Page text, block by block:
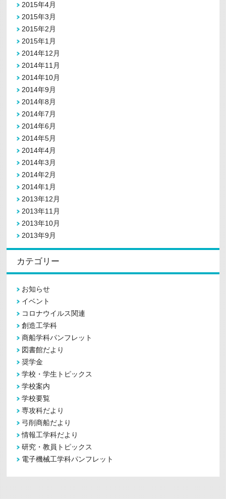
2015年4月
2015年3月
2015年2月
2015年1月
2014年12月
2014年11月
2014年10月
2014年9月
2014年8月
2014年7月
2014年6月
2014年5月
2014年4月
2014年3月
2014年2月
2014年1月
2013年12月
2013年11月
2013年10月
2013年9月
カテゴリー
お知らせ
イベント
コロナウイルス関連
創造工学科
商船学科パンフレット
図書館だより
奨学金
学校・学生トピックス
学校案内
学校要覧
専攻科だより
弓削商船だより
情報工学科だより
研究・教員トピックス
電子機械工学科パンフレット